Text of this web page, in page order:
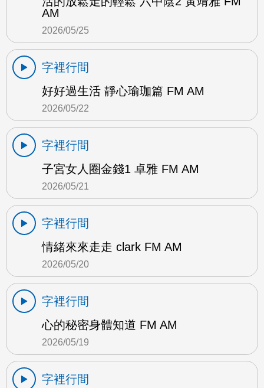
AM
2026/05/25
字裡行間
好好過生活 靜心瑜珈篇 FM AM
2026/05/22
字裡行間
子宮女人圈金錢1 卓雅 FM AM
2026/05/21
字裡行間
情緒來來走走 clark FM AM
2026/05/20
字裡行間
心的秘密身體知道 FM AM
2026/05/19
字裡行間